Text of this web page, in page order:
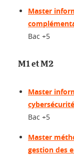
Master
Bac +5
M1 et M2
Master
cybersécurité
Bac +5
Master
gestion des